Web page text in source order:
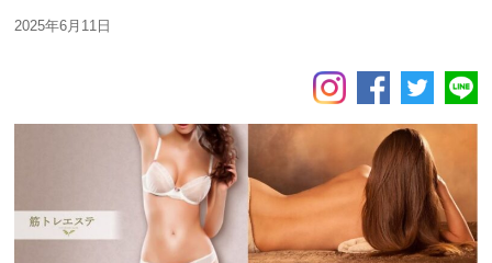
2025年6月11日